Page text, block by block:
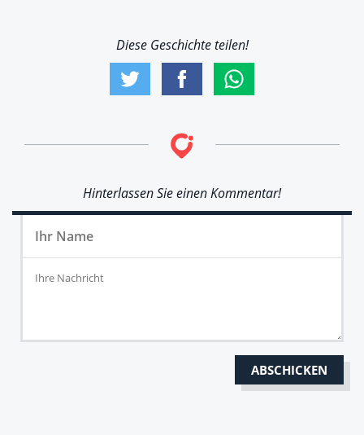
Diese Geschichte teilen!
Hinterlassen Sie einen Kommentar!